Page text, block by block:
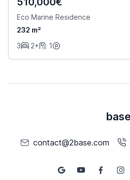
Eco Marine Residence
232 m²
3
2+ 1
base
contact@2base.com